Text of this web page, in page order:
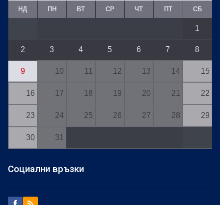
НД ПН ВТ СР ЧТ ПТ СБ
1
2 3 4 5 6 7 8
9 10 11 12 13 14 15
16 17 18 19 20 21 22
23 24 25 26 27 28 29
30 31
Социални връзки